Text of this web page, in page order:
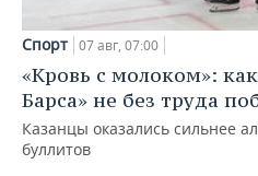
Спорт 07 авг, 07:00
«Кровь с молоком»:
Барса» не без труда
Казанцы оказались сильнее
буллитов